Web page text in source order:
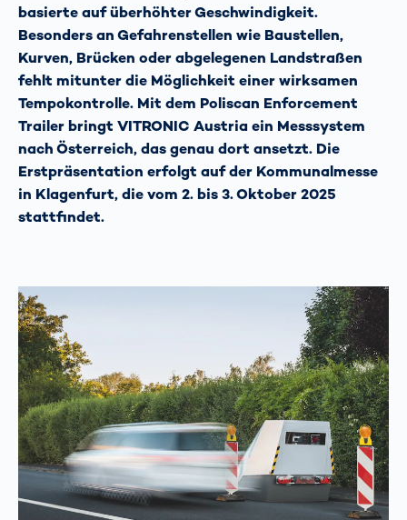
basierte auf überhöhter Geschwindigkeit.
Besonders an Gefahrenstellen wie Baustellen,
Kurven, Brücken oder abgelegenen Landstraßen
fehlt mitunter die Möglichkeit einer wirksamen
Tempokontrolle. Mit dem Poliscan Enforcement
Trailer bringt VITRONIC Austria ein Messsystem
nach Österreich, das genau dort ansetzt. Die
Erstpräsentation erfolgt auf der Kommunalmesse
in Klagenfurt, die vom 2. bis 3. Oktober 2025
stattfindet.